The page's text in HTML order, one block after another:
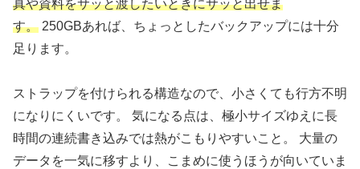
真や資料をサッと渡したいときにサッと出せま
す。 250GBあれば、ちょっとしたバックアップには十分
足ります。
ストラップを付けられる構造なので、小さくても行方不明
になりにくいです。 気になる点は、極小サイズゆえに長
時間の連続書き込みでは熱がこもりやすいこと。 大量の
データを一気に移すより、こまめに使うほうが向いていま